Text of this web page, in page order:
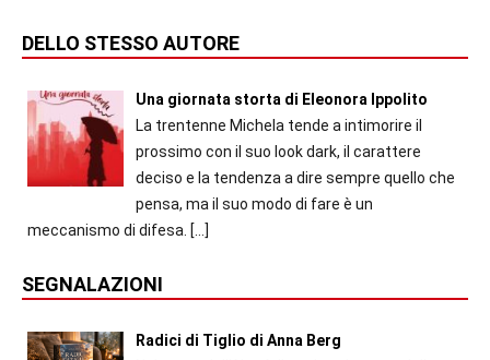
DELLO STESSO AUTORE
Una giornata storta di Eleonora Ippolito
La trentenne Michela tende a intimorire il
prossimo con il suo look dark, il carattere
deciso e la tendenza a dire sempre quello che
pensa, ma il suo modo di fare è un
meccanismo di difesa. […]
SEGNALAZIONI
Radici di Tiglio di Anna Berg